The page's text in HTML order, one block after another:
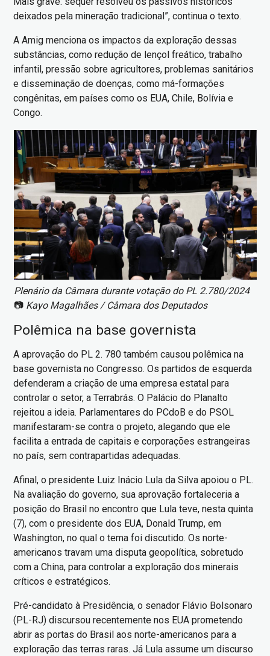
deixados pela mineração tradicional”, continua o texto.
A Amig menciona os impactos da exploração dessas
substâncias, como redução de lençol freático, trabalho
infantil, pressão sobre agricultores, problemas sanitários
e disseminação de doenças, como má-formações
congênitas, em países como os EUA, Chile, Bolívia e
Congo.
Imagem
Plenário da Câmara durante votação do PL 2.780/2024
📷 Kayo Magalhães / Câmara dos Deputados
Polêmica na base governista
A aprovação do PL 2. 780 também causou polêmica na
base governista no Congresso. Os partidos de esquerda
defenderam a criação de uma empresa estatal para
controlar o setor, a Terrabrás. O Palácio do Planalto
rejeitou a ideia. Parlamentares do PCdoB e do PSOL
manifestaram-se contra o projeto, alegando que ele
facilita a entrada de capitais e corporações estrangeiras
no país, sem contrapartidas adequadas.
Afinal, o presidente Luiz Inácio Lula da Silva apoiou o PL.
Na avaliação do governo, sua aprovação fortaleceria a
posição do Brasil no encontro que Lula teve, nesta quinta
(7), com o presidente dos EUA, Donald Trump, em
Washington, no qual o tema foi discutido. Os norte-
americanos travam uma disputa geopolítica, sobretudo
com a China, para controlar a exploração dos minerais
críticos e estratégicos.
Pré-candidato à Presidência, o senador Flávio Bolsonaro
(PL-RJ) discursou recentemente nos EUA prometendo
abrir as portas do Brasil aos norte-americanos para a
exploração das terras raras. Já Lula assume um discurso